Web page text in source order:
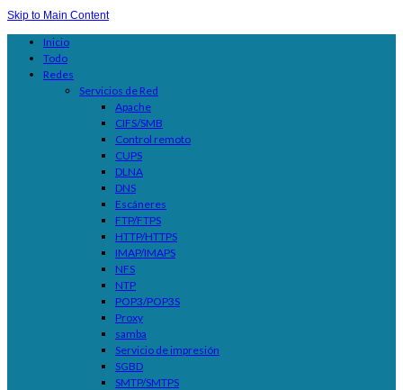
Skip to Main Content
Inicio
Todo
Redes
Servicios de Red
Apache
CIFS/SMB
Control remoto
CUPS
DLNA
DNS
Escáneres
FTP/FTPS
HTTP/HTTPS
IMAP/IMAPS
NFS
NTP
POP3/POP3S
Proxy
samba
Servicio de impresión
SGBD
SMTP/SMTPS